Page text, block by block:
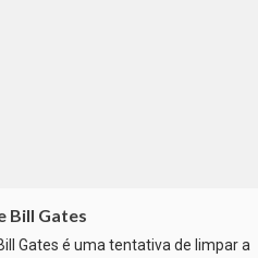
Bill Gates
Gates é uma tentativa de limpar a